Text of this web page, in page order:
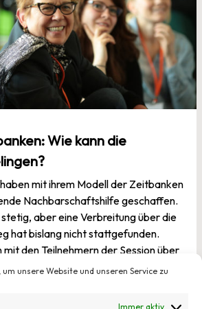
unsere Website und unseren Service zu
Immer aktiv
Wie kann die
mit ihrem Modell der Zeitbanken
Nachbarschaftshilfe geschaffen.
aber eine Verbreitung über die
hat bislang nicht stattgefunden.
den Teilnehmern der Session über
Mehr